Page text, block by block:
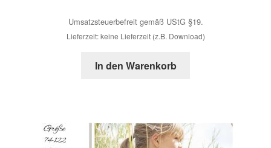
Umsatzsteuerbefreit gemäß UStG §19.
Lieferzeit: keine Lieferzeit (z.B. Download)
In den Warenkorb